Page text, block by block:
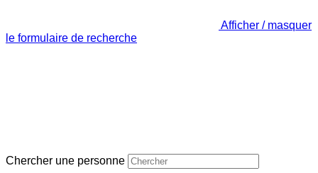
Afficher / masquer
le formulaire de recherche
Chercher une personne